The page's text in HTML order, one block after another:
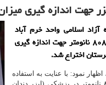
جهت اندازه گیری
آزاد اسلامی واحد خرم آباد
اظهار داشت: دستگاه تداخل سنج لیزر ۸۰۸ نانومتر جهت اندازه گیری
اختراع شد.
اظهار نمود: با عنایت به استفاده